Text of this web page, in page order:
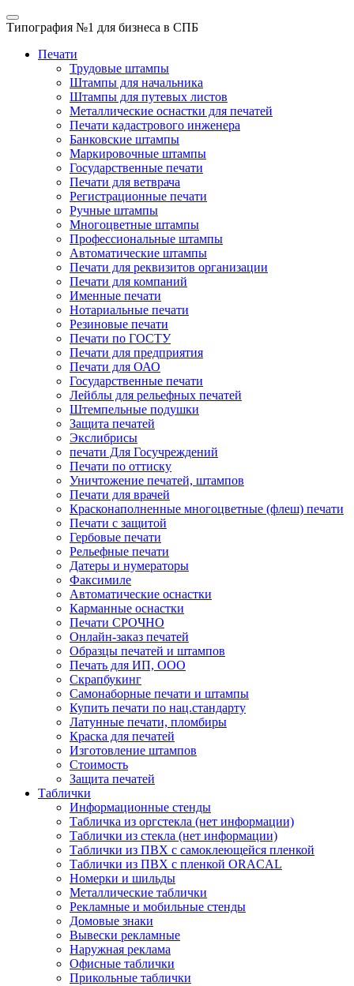
Типография №1 для бизнеса в СПБ
Печати
Трудовые штампы
Штампы для начальника
Штампы для путевых листов
Металлические оснастки для печатей
Печати кадастрового инженера
Банковские штампы
Маркировочные штампы
Государственные печати
Печати для ветврача
Регистрационные печати
Ручные штампы
Многоцветные штампы
Профессиональные штампы
Автоматические штампы
Печати для реквизитов организации
Печати для компаний
Именные печати
Нотариальные печати
Резиновые печати
Печати по ГОСТУ
Печати для предприятия
Печати для ОАО
Государственные печати
Лейблы для рельефных печатей
Штемпельные подушки
Защита печатей
Экслибрисы
печати Для Госучреждений
Печати по оттиску
Уничтожение печатей, штампов
Печати для врачей
Красконаполненные многоцветные (флеш) печати
Печати с защитой
Гербовые печати
Рельефные печати
Датеры и нумераторы
Факсимиле
Автоматические оснастки
Карманные оснастки
Печати СРОЧНО
Онлайн-заказ печатей
Образцы печатей и штампов
Печать для ИП, ООО
Скрапбукинг
Самонаборные печати и штампы
Купить печати по нац.стандарту
Латунные печати, пломбиры
Краска для печатей
Изготовление штампов
Стоимость
Защита печатей
Таблички
Информационные стенды
Табличка из оргстекла (нет информации)
Таблички из стекла (нет информации)
Таблички из ПВХ с самоклеющейся пленкой
Таблички из ПВХ с пленкой ORACAL
Номерки и шильды
Металлические таблички
Рекламные и мобильные стенды
Домовые знаки
Вывески рекламные
Наружная реклама
Офисные таблички
Прикольные таблички